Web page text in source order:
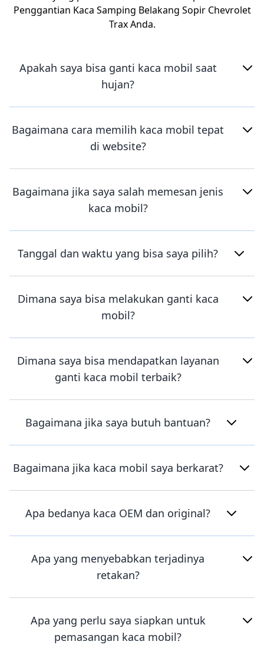
Penggantian Kaca Samping Belakang Sopir Chevrolet
Trax Anda.
Apakah saya bisa ganti kaca mobil saat
hujan?
Bagaimana cara memilih kaca mobil tepat
di website?
Bagaimana jika saya salah memesan jenis
kaca mobil?
Tanggal dan waktu yang bisa saya pilih?
Dimana saya bisa melakukan ganti kaca
mobil?
Dimana saya bisa mendapatkan layanan
ganti kaca mobil terbaik?
Bagaimana jika saya butuh bantuan?
Bagaimana jika kaca mobil saya berkarat?
Apa bedanya kaca OEM dan original?
Apa yang menyebabkan terjadinya
retakan?
Apa yang perlu saya siapkan untuk
pemasangan kaca mobil?